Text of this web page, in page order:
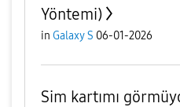
Yöntemi)
in Galaxy S 06-01-2026
Sim kartımı